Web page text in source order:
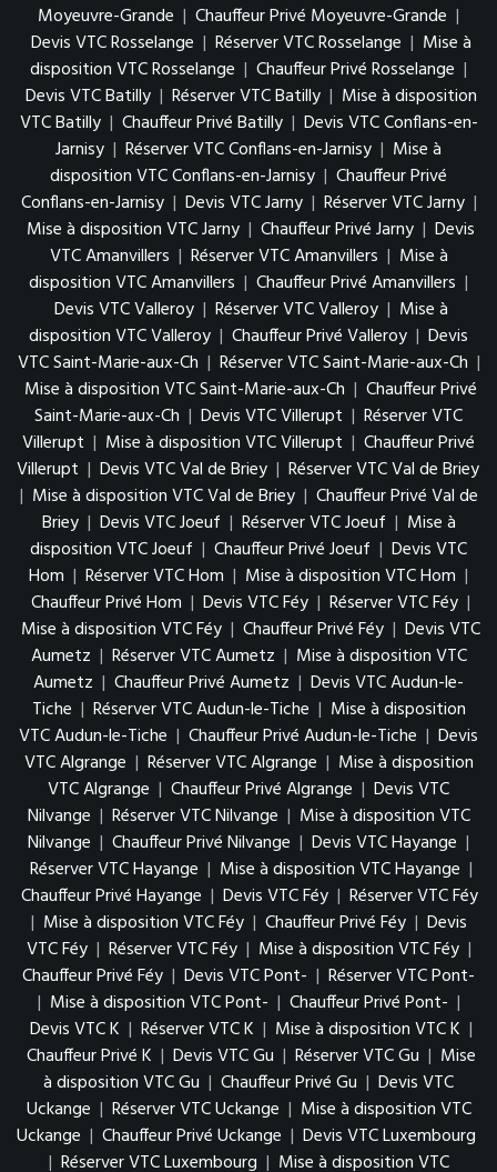
Moyeuvre-Grande | Chauffeur Privé Moyeuvre-Grande |
Devis VTC Rosselange | Réserver VTC Rosselange | Mise à
disposition VTC Rosselange | Chauffeur Privé Rosselange |
Devis VTC Batilly | Réserver VTC Batilly | Mise à disposition
VTC Batilly | Chauffeur Privé Batilly | Devis VTC Conflans-en-
Jarnisy | Réserver VTC Conflans-en-Jarnisy | Mise à
disposition VTC Conflans-en-Jarnisy | Chauffeur Privé
Conflans-en-Jarnisy | Devis VTC Jarny | Réserver VTC Jarny |
Mise à disposition VTC Jarny | Chauffeur Privé Jarny | Devis
VTC Amanvillers | Réserver VTC Amanvillers | Mise à
disposition VTC Amanvillers | Chauffeur Privé Amanvillers |
Devis VTC Valleroy | Réserver VTC Valleroy | Mise à
disposition VTC Valleroy | Chauffeur Privé Valleroy | Devis
VTC Saint-Marie-aux-Ch | Réserver VTC Saint-Marie-aux-Ch |
Mise à disposition VTC Saint-Marie-aux-Ch | Chauffeur Privé
Saint-Marie-aux-Ch | Devis VTC Villerupt | Réserver VTC
Villerupt | Mise à disposition VTC Villerupt | Chauffeur Privé
Villerupt | Devis VTC Val de Briey | Réserver VTC Val de Briey
| Mise à disposition VTC Val de Briey | Chauffeur Privé Val de
Briey | Devis VTC Joeuf | Réserver VTC Joeuf | Mise à
disposition VTC Joeuf | Chauffeur Privé Joeuf | Devis VTC
Hom | Réserver VTC Hom | Mise à disposition VTC Hom |
Chauffeur Privé Hom | Devis VTC Féy | Réserver VTC Féy |
Mise à disposition VTC Féy | Chauffeur Privé Féy | Devis VTC
Aumetz | Réserver VTC Aumetz | Mise à disposition VTC
Aumetz | Chauffeur Privé Aumetz | Devis VTC Audun-le-
Tiche | Réserver VTC Audun-le-Tiche | Mise à disposition
VTC Audun-le-Tiche | Chauffeur Privé Audun-le-Tiche | Devis
VTC Algrange | Réserver VTC Algrange | Mise à disposition
VTC Algrange | Chauffeur Privé Algrange | Devis VTC
Nilvange | Réserver VTC Nilvange | Mise à disposition VTC
Nilvange | Chauffeur Privé Nilvange | Devis VTC Hayange |
Réserver VTC Hayange | Mise à disposition VTC Hayange |
Chauffeur Privé Hayange | Devis VTC Féy | Réserver VTC Féy
| Mise à disposition VTC Féy | Chauffeur Privé Féy | Devis
VTC Féy | Réserver VTC Féy | Mise à disposition VTC Féy |
Chauffeur Privé Féy | Devis VTC Pont- | Réserver VTC Pont-
| Mise à disposition VTC Pont- | Chauffeur Privé Pont- |
Devis VTC K | Réserver VTC K | Mise à disposition VTC K |
Chauffeur Privé K | Devis VTC Gu | Réserver VTC Gu | Mise
à disposition VTC Gu | Chauffeur Privé Gu | Devis VTC
Uckange | Réserver VTC Uckange | Mise à disposition VTC
Uckange | Chauffeur Privé Uckange | Devis VTC Luxembourg
| Réserver VTC Luxembourg | Mise à disposition VTC